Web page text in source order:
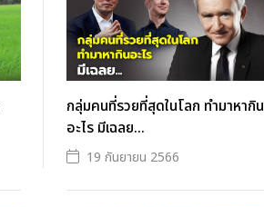
กลุ่มคนที่รวยที่สุดในโลก ทำมาหากิน
อะไร มีเฉลย...
19 กันยายน 2566